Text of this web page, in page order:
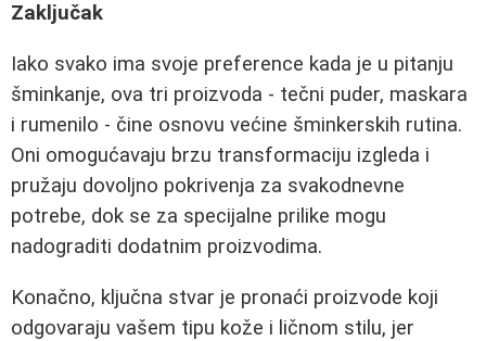
Zaključak
Iako svako ima svoje preference kada je u pitanju
šminkanje, ova tri proizvoda - tečni puder, maskara
i rumenilo - čine osnovu većine šminkerskih rutina.
Oni omogućavaju brzu transformaciju izgleda i
pružaju dovoljno pokrivenja za svakodnevne
potrebe, dok se za specijalne prilike mogu
nadograditi dodatnim proizvodima.
Konačno, ključna stvar je pronaći proizvode koji
odgovaraju vašem tipu kože i ličnom stilu, jer